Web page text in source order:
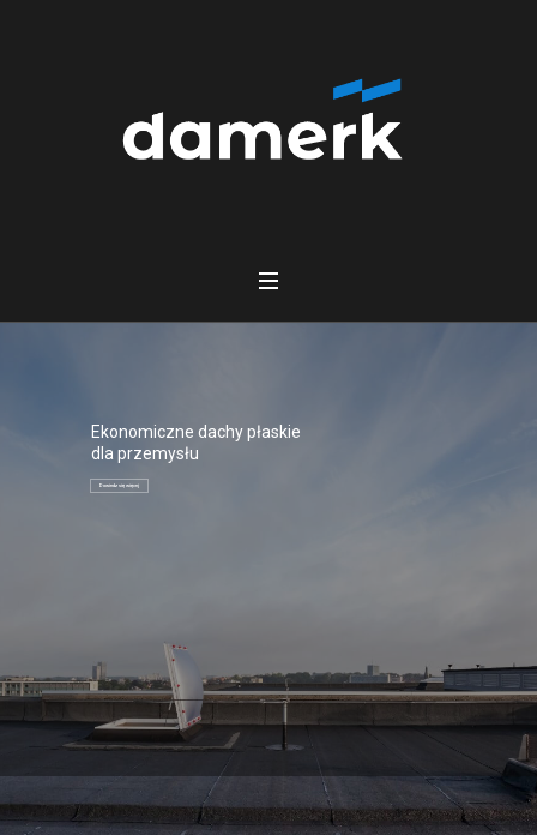
Ekonomiczne dachy płaskie
dla przemysłu
Dowiedz się więcej